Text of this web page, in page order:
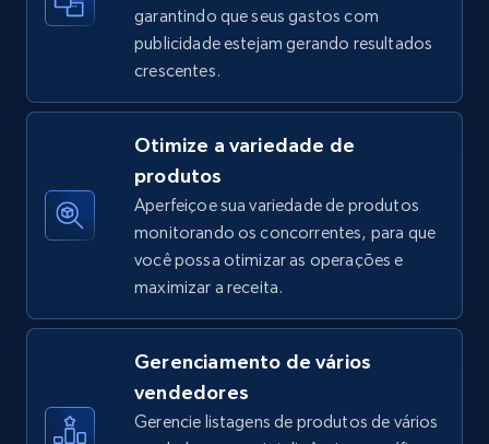
TikTok Shop - Collect TikTok shop products
by keywords search
URL, Title, Available, Description, Currency, Initial
price, Final price, Discount percent, and more.
TikTok Shop - discover records by shop url
price, Final price, Discount percent, and more.
668+
garantindo que seus gastos com
publicidade estejam gerando resultados
crescentes.
Otimize a variedade de
produtos
Aperfeiçoe sua variedade de produtos
monitorando os concorrentes, para que
você possa otimizar as operações e
maximizar a receita.
Gerenciamento de vários
vendedores
Gerencie listagens de produtos de vários